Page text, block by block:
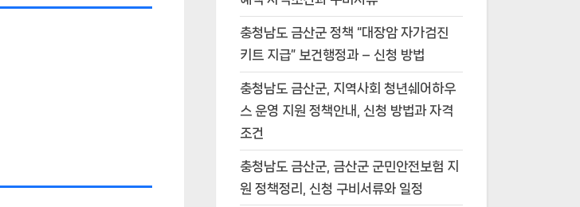
충청남도 금산군 정책 “대장암 자가검진
키트 지급” 보건행정과 – 신청 방법
충청남도 금산군, 지역사회 청년쉐어하우
스 운영 지원 정책안내, 신청 방법과 자격
조건
충청남도 금산군, 금산군 군민안전보험 지
원 정책정리, 신청 구비서류와 일정